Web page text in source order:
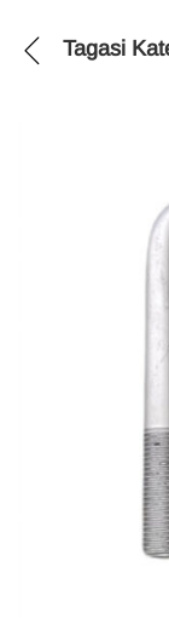
Tagasi